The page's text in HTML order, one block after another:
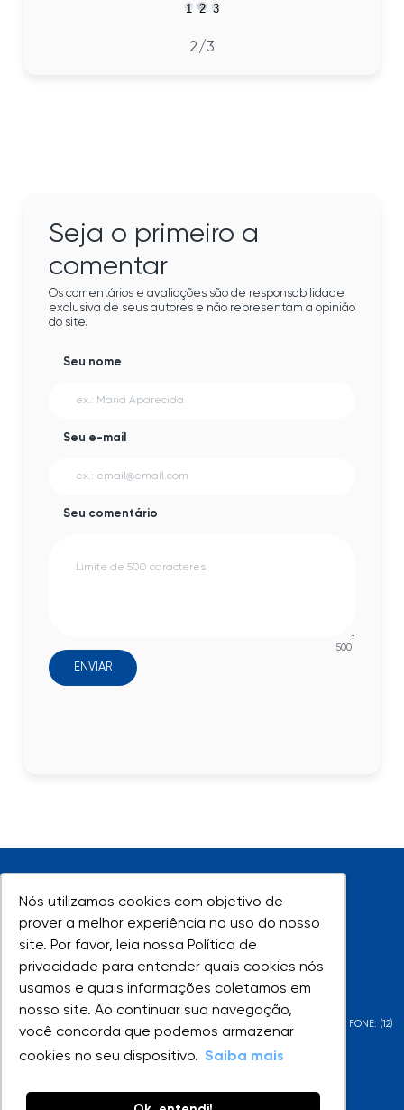
Nós utilizamos cookies com objetivo de
prover a melhor experiência no uso do nosso
site. Por favor, leia nossa Política de
privacidade para entender quais cookies nós
usamos e quais informações coletamos em
nosso site. Ao continuar sua navegação,
você concorda que podemos armazenar
cookies no seu dispositivo. Saiba mais
Nós utilizamos cookies com objetivo de
prover a melhor experiência no uso do nosso
site. Por favor, leia nossa Política de
privacidade para entender quais cookies nós
usamos e quais informações coletamos em
nosso site. Ao continuar sua navegação,
você concorda que podemos armazenar
cookies no seu dispositivo. Saiba mais
1 2 3
2/3
Seja o primeiro a
comentar
Os comentários e avaliações são de responsabilidade
exclusiva de seus autores e não representam a opinião
do site.
Seu nome
Seu e-mail
Seu comentário
500
ENVIAR
UNIVAP - Todos os direitos reservados
AV. SHISHIMA HIFUMI, 2911 - URBANOVA - SÃO JOSÉ DOS CAMPOS - SP - FONE: (12)